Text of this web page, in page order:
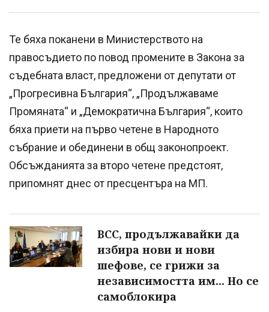
Те бяха поканени в Министерството на
правосъдието по повод промените в Закона за
съдебната власт, предложени от депутати от
„Прогресивна България“, „Продължаваме
Промяната“ и „Демократична България“, които
бяха приети на първо четене в Народното
събрание и обединени в общ законопроект.
Обсъжданията за второ четене предстоят,
припомнят днес от пресцентъра на МП.
ВСС, продължавайки да
избира нови и нови
шефове, се грижи за
независимостта им... Но се
самоблокира